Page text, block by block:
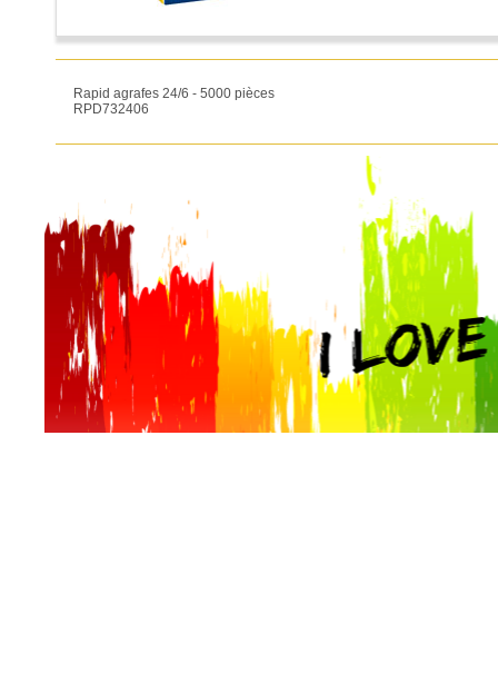
Rapid agrafes 24/6 - 5000 pièces
RPD732406